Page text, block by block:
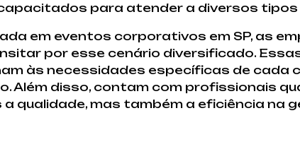
para atender a diversos tipos
em eventos corporativos em SP, as
por esse cenário diversificado.
às necessidades específicas de cada
Além disso, contam com profissionais
qualidade, mas também a eficiência na